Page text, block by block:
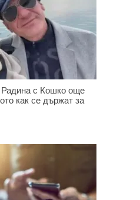
с Кошко още
как се държат за